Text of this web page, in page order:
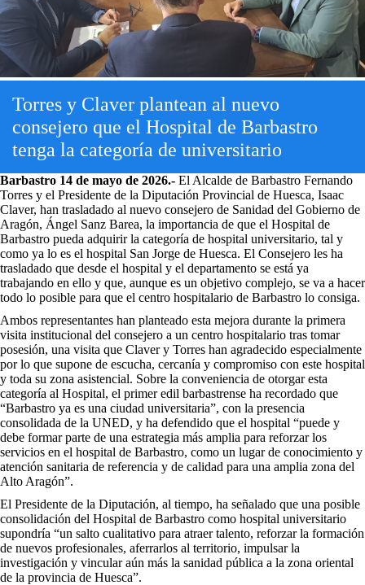
Torres y Claver plantean al nuevo
consejero que el Hospital de Barbastro
tenga la categoría de universitario
Barbastro 14 de mayo de 2026.- El Alcalde de Barbastro Fernando
Torres y el Presidente de la Diputación Provincial de Huesca, Isaac
Claver, han trasladado al nuevo consejero de Sanidad del Gobierno de
Aragón, Ángel Sanz Barea, la importancia de que el Hospital de
Barbastro pueda adquirir la categoría de hospital universitario, tal y
como ya lo es el hospital San Jorge de Huesca. El Consejero les ha
trasladado que desde el hospital y el departamento se está ya
trabajando en ello y que, aunque es un objetivo complejo, se va a hacer
todo lo posible para que el centro hospitalario de Barbastro lo consiga.
Ambos representantes han planteado esta mejora durante la primera
visita institucional del consejero a un centro hospitalario tras tomar
posesión, una visita que Claver y Torres han agradecido especialmente
por lo que supone de escucha, cercanía y compromiso con este hospital
y toda su zona asistencial. Sobre la conveniencia de otorgar esta
categoría al Hospital, el primer edil barbastrense ha recordado que
“Barbastro ya es una ciudad universitaria”, con la presencia
consolidada de la UNED, y ha defendido que el hospital “puede y
debe formar parte de una estrategia más amplia para reforzar los
servicios en el hospital de Barbastro, como un lugar de conocimiento y
atención sanitaria de referencia y de calidad para una amplia zona del
Alto Aragón”.
El Presidente de la Diputación, al tiempo, ha señalado que una posible
consolidación del Hospital de Barbastro como hospital universitario
supondría “un salto cualitativo para atraer talento, reforzar la formación
de nuevos profesionales, aferrarlos al territorio, impulsar la
investigación y vincular aún más la sanidad pública a la zona oriental
de la provincia de Huesca”.